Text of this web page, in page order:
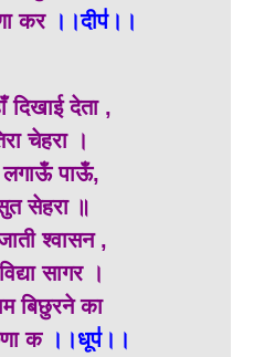
कर ।।दीप॑।।
दिखाई देता ,
चेहरा ।
पाऊँ,
सेहरा ॥
श्वासन ,
सागर ।
बिछुरने का
क।।धूप॑।।